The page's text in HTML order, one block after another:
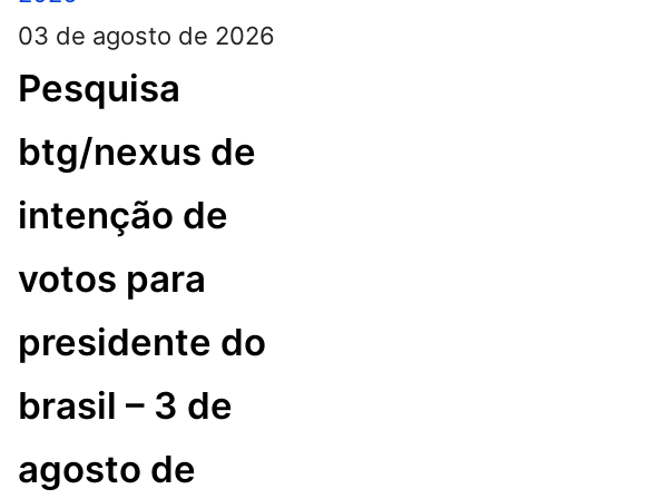
03 de agosto de 2026
Pesquisa
btg/nexus de
intenção de
votos para
presidente do
brasil – 3 de
agosto de